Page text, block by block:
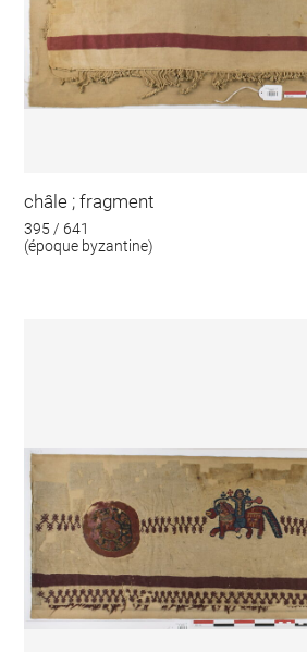
châle ; fragment
395 / 641
(époque byzantine)